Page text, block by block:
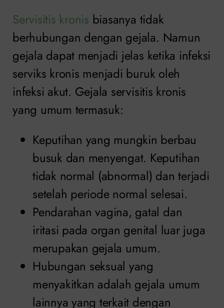
Servisitis kronis biasanya tidak
berhubungan dengan gejala. Namun
gejala dapat menjadi jelas ketika infeksi
serviks kronis menjadi buruk oleh
infeksi akut. Gejala servisitis kronis
yang umum termasuk:
Keputihan yang mungkin berbau
busuk dan menyengat. Keputihan
tidak normal (abnormal) dan terjadi
setelah periode normal selesai.
Pendarahan vagina, gatal dan
iritasi pada organ genital luar juga
merupakan gejala umum.
Hubungan seksual yang
menyakitkan adalah gejala umum
lainnya yang terkait dengan